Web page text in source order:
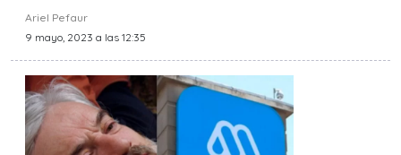
Ariel Pefaur
9 mayo, 2023 a las 12:35